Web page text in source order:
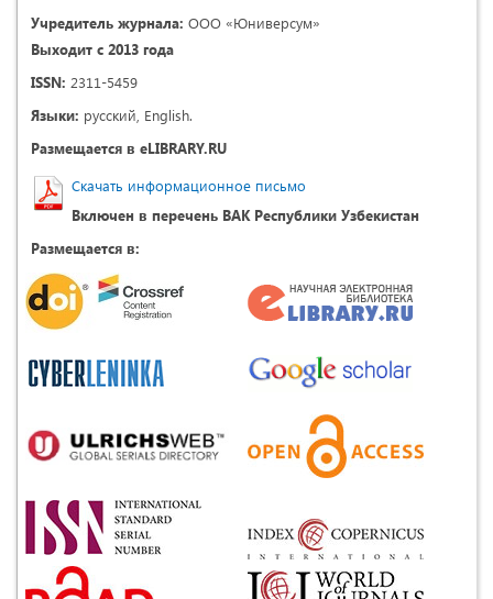
Учредитель журнала: ООО «Юниверсум»
Выходит с 2013 года
ISSN: 2311-5459
Языки: русский, English.
Размещается в eLIBRARY.RU
Скачать информационное письмо
Включен в перечень ВАК Республики Узбекистан
Размещается в: